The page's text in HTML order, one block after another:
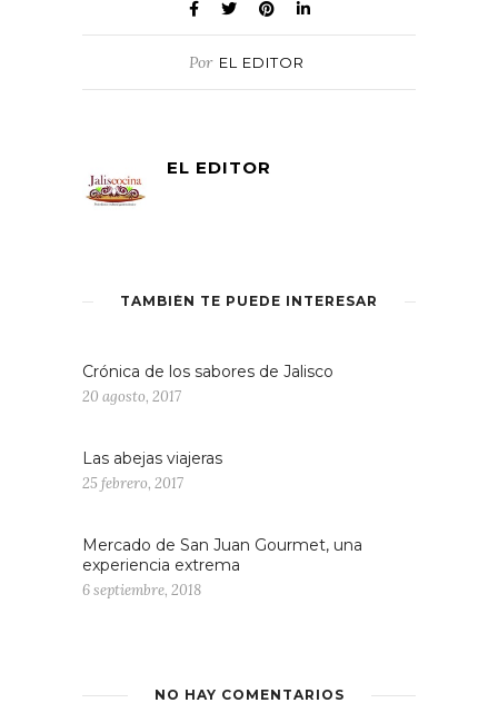
Por EL EDITOR
EL EDITOR
TAMBIÉN TE PUEDE INTERESAR
Crónica de los sabores de Jalisco
20 agosto, 2017
Las abejas viajeras
25 febrero, 2017
Mercado de San Juan Gourmet, una
experiencia extrema
6 septiembre, 2018
NO HAY COMENTARIOS